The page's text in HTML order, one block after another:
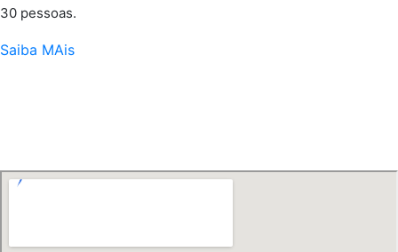
30 pessoas.
Saiba MAis